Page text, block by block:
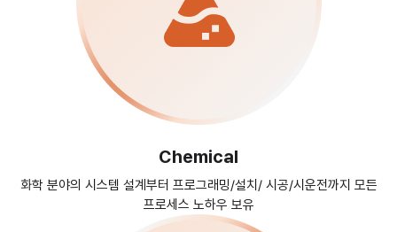
Chemical
화학 분야의 시스템 설계부터 프로그래밍/설치/시공/시운전까지 모든
프로세스 노하우 보유